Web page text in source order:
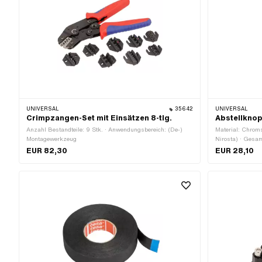
UNIVERSAL 35642
Crimpzangen-Set mit Einsätzen 8-tlg.
Anzahl Bestandteile: 9 Stk. · Anwendungsbereich: (De-)
Montagewerkzeug
EUR 82,30
UNIVERSAL
Material:
Nirosta) ·
EUR 28,10